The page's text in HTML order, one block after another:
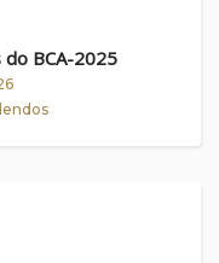
BCA-2025